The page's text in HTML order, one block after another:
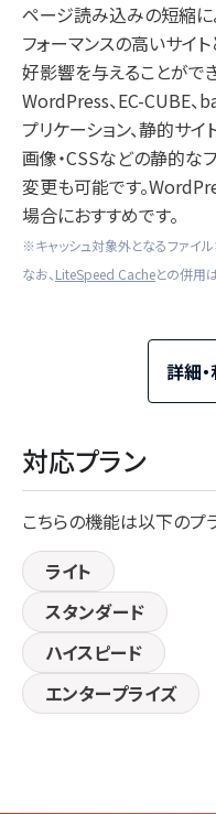
ページ読み込みの短縮に
フォーマンスの高いサイ
好影響を与えることがで
WordPress、EC-CUBE、
プリケーション、静的サイ
画像・CSSなどの静的な
変更も可能です。
場合におすすめです。
※キャッシュ対象外となるファイル
なお、 LiteSpeed Cacheとの併用
詳細
対応プラン
こちらの機能は以下のプ
ライト
スタンダード
ハイスピード
エンタープライズ